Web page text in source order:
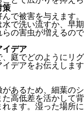
策
で被害を与えます
で洗い流すか、早
の害虫が増えるの
イデア
庭でどのようにリ
デアをお伝えしま
あるため、細葉の
高低差を活かして
ます。湿った場所